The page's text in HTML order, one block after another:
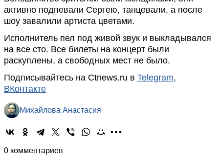
активно подпевали Сергею, танцевали, а после
шоу завалили артиста цветами.
Исполнитель пел под живой звук и выкладывался
на все сто. Все билеты на концерт были
раскуплены, а свободных мест не было.
Подписывайтесь на Ctnews.ru в Telegram,
ВКонтакте
Михайлова Анастасия
0 комментариев